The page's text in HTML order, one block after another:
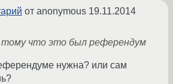
от anonymous 19.11.2014
тому что это был референдум
нужна? или сам